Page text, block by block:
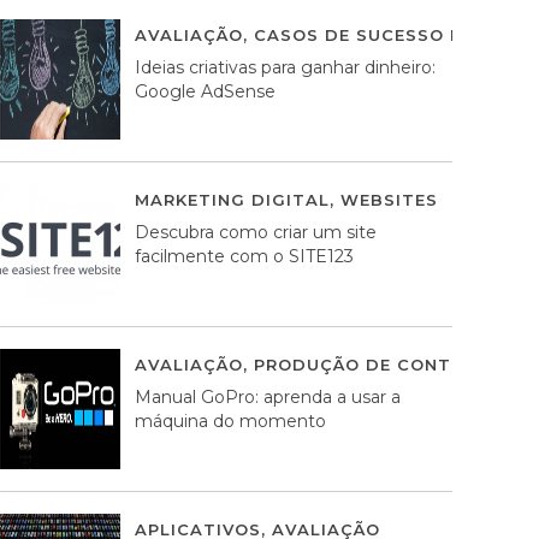
AVALIAÇÃO, CASOS DE SUCESSO DE
Ideias criativas para ganhar dinheiro:
Google AdSense
MARKETING DIGITAL, WEBSITES
Descubra como criar um site
facilmente com o SITE123
AVALIAÇÃO, PRODUÇÃO DE CONTEÚDOS
Manual GoPro: aprenda a usar a
máquina do momento
APLICATIVOS, AVALIAÇÃO